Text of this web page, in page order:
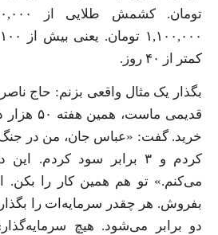
کمتر از ۴۰ روز.
بگذار یک مثال واقعی بزنم: حاج ناصر
قدیمی ماست،
کردم و ۳ برابر سود کردم. این
می‌کنم.» تو هم همین کار را بکن.
بفروش. هر چقدر سرمایه‌ات را
دو برابر می‌شود. هیچ سرمایه‌گذاری